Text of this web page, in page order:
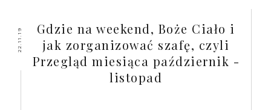
22.11.19
Gdzie na weekend, Boże Ciało i
jak zorganizować szafę, czyli
Przegląd miesiąca październik -
listopad